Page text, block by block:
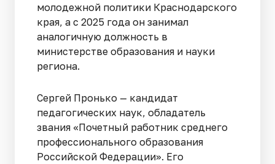
молодежной политики Краснодарского
края, а с 2025 года он занимал
аналогичную должность в
министерстве образования и науки
региона.
Сергей Пронько — кандидат
педагогических наук, обладатель
звания «Почетный работник среднего
профессионального образования
Российской Федерации». Его